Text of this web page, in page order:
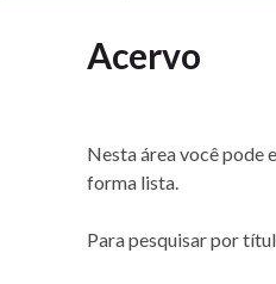
Acervo
Nesta área você
forma lista.
Para pesquisar por